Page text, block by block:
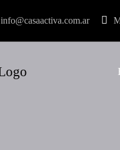
info@casaactiva.com.ar